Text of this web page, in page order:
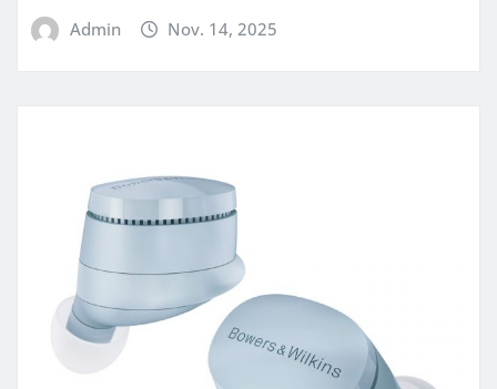
Admin Nov. 14, 2025